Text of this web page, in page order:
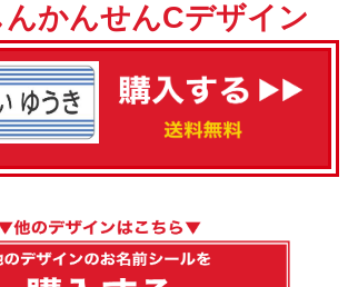
かんせんCデザイン